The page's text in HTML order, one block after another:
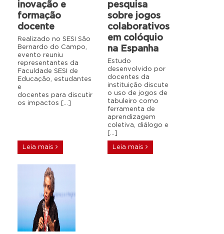
inovação e
formação
docente
Realizado no SESI São
Bernardo do Campo,
evento reuniu
representantes da
Faculdade SESI de
Educação, estudantes
e
docentes para discutir
os impactos […]
Leia mais
pesquisa
sobre jogos
colaborativos
em colóquio
na Espanha
Estudo
desenvolvido por
docentes da
instituição discute
o uso de jogos de
tabuleiro como
ferramenta de
aprendizagem
coletiva, diálogo e
[…]
Leia mais